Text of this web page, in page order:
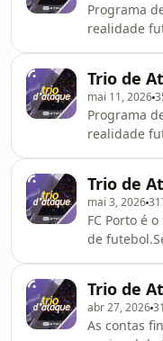
Programa
realidade
Miguel
information.
Trio de
mai 11, 2026
Programa
realidade
Miguel
information.
Trio de
mai 3, 2026
FC Porto é
de
Trio de
abr 27, 2026
As contas